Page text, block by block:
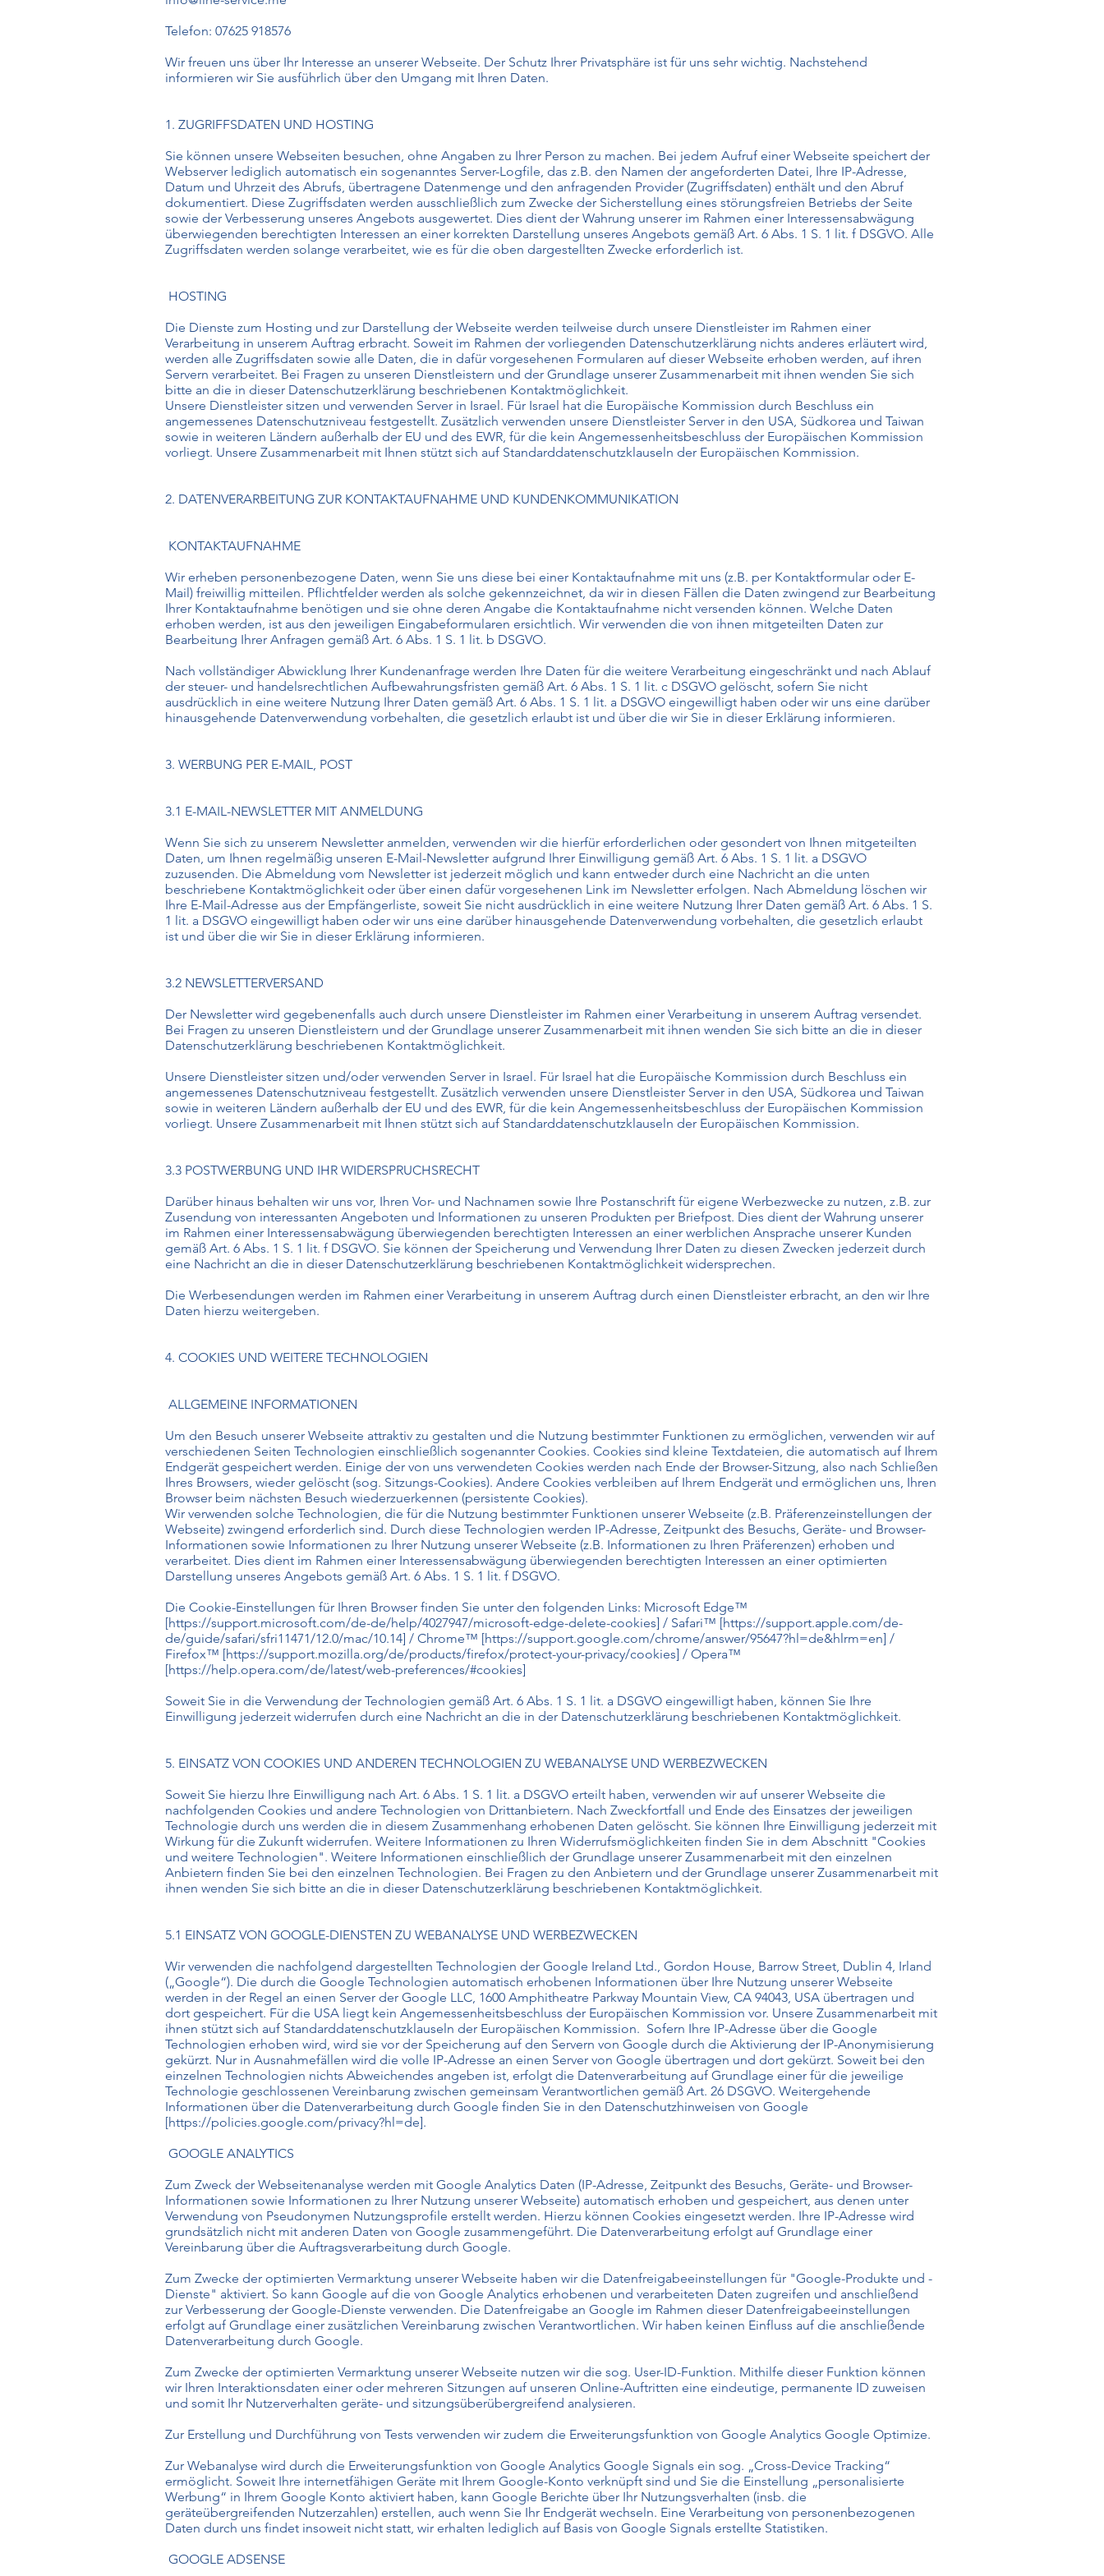
Telefon: 07625 918576
Wir freuen uns über Ihr Interesse an unserer Webseite. Der Schutz Ihrer Privatsphäre ist für uns sehr wichtig. Nachstehend
informieren wir Sie ausführlich über den Umgang mit Ihren Daten.
1. ZUGRIFFSDATEN UND HOSTING
Sie können unsere Webseiten besuchen, ohne Angaben zu Ihrer Person zu machen. Bei jedem Aufruf einer Webseite speichert der
Webserver lediglich automatisch ein sogenanntes Server-Logfile, das z.B. den Namen der angeforderten Datei, Ihre IP-Adresse,
Datum und Uhrzeit des Abrufs, übertragene Datenmenge und den anfragenden Provider (Zugriffsdaten) enthält und den Abruf
dokumentiert. Diese Zugriffsdaten werden ausschließlich zum Zwecke der Sicherstellung eines störungsfreien Betriebs der Seite
sowie der Verbesserung unseres Angebots ausgewertet. Dies dient der Wahrung unserer im Rahmen einer Interessensabwägung
überwiegenden berechtigten Interessen an einer korrekten Darstellung unseres Angebots gemäß Art. 6 Abs. 1 S. 1 lit. f DSGVO. Alle
Zugriffsdaten werden solange verarbeitet, wie es für die oben dargestellten Zwecke erforderlich ist.
HOSTING
Die Dienste zum Hosting und zur Darstellung der Webseite werden teilweise durch unsere Dienstleister im Rahmen einer
Verarbeitung in unserem Auftrag erbracht. Soweit im Rahmen der vorliegenden Datenschutzerklärung nichts anderes erläutert wird,
werden alle Zugriffsdaten sowie alle Daten, die in dafür vorgesehenen Formularen auf dieser Webseite erhoben werden, auf ihren
Servern verarbeitet. Bei Fragen zu unseren Dienstleistern und der Grundlage unserer Zusammenarbeit mit ihnen wenden Sie sich
bitte an die in dieser Datenschutzerklärung beschriebenen Kontaktmöglichkeit.
Unsere Dienstleister sitzen und verwenden Server in Israel. Für Israel hat die Europäische Kommission durch Beschluss ein
angemessenes Datenschutzniveau festgestellt. Zusätzlich verwenden unsere Dienstleister Server in den USA, Südkorea und Taiwan
sowie in weiteren Ländern außerhalb der EU und des EWR, für die kein Angemessenheitsbeschluss der Europäischen Kommission
vorliegt. Unsere Zusammenarbeit mit Ihnen stützt sich auf Standarddatenschutzklauseln der Europäischen Kommission.
2. DATENVERARBEITUNG ZUR KONTAKTAUFNAHME UND KUNDENKOMMUNIKATION
KONTAKTAUFNAHME
Wir erheben personenbezogene Daten, wenn Sie uns diese bei einer Kontaktaufnahme mit uns (z.B. per Kontaktformular oder E-
Mail) freiwillig mitteilen. Pflichtfelder werden als solche gekennzeichnet, da wir in diesen Fällen die Daten zwingend zur Bearbeitung
Ihrer Kontaktaufnahme benötigen und sie ohne deren Angabe die Kontaktaufnahme nicht versenden können. Welche Daten
erhoben werden, ist aus den jeweiligen Eingabeformularen ersichtlich. Wir verwenden die von ihnen mitgeteilten Daten zur
Bearbeitung Ihrer Anfragen gemäß Art. 6 Abs. 1 S. 1 lit. b DSGVO.
Nach vollständiger Abwicklung Ihrer Kundenanfrage werden Ihre Daten für die weitere Verarbeitung eingeschränkt und nach Ablauf
der steuer- und handelsrechtlichen Aufbewahrungsfristen gemäß Art. 6 Abs. 1 S. 1 lit. c DSGVO gelöscht, sofern Sie nicht
ausdrücklich in eine weitere Nutzung Ihrer Daten gemäß Art. 6 Abs. 1 S. 1 lit. a DSGVO eingewilligt haben oder wir uns eine darüber
hinausgehende Datenverwendung vorbehalten, die gesetzlich erlaubt ist und über die wir Sie in dieser Erklärung informieren.
3. WERBUNG PER E-MAIL, POST
3.1 E-MAIL-NEWSLETTER MIT ANMELDUNG
Wenn Sie sich zu unserem Newsletter anmelden, verwenden wir die hierfür erforderlichen oder gesondert von Ihnen mitgeteilten
Daten, um Ihnen regelmäßig unseren E-Mail-Newsletter aufgrund Ihrer Einwilligung gemäß Art. 6 Abs. 1 S. 1 lit. a DSGVO
zuzusenden. Die Abmeldung vom Newsletter ist jederzeit möglich und kann entweder durch eine Nachricht an die unten
beschriebene Kontaktmöglichkeit oder über einen dafür vorgesehenen Link im Newsletter erfolgen. Nach Abmeldung löschen wir
Ihre E-Mail-Adresse aus der Empfängerliste, soweit Sie nicht ausdrücklich in eine weitere Nutzung Ihrer Daten gemäß Art. 6 Abs. 1 S.
1 lit. a DSGVO eingewilligt haben oder wir uns eine darüber hinausgehende Datenverwendung vorbehalten, die gesetzlich erlaubt
ist und über die wir Sie in dieser Erklärung informieren.
3.2 NEWSLETTERVERSAND
Der Newsletter wird gegebenenfalls auch durch unsere Dienstleister im Rahmen einer Verarbeitung in unserem Auftrag versendet.
Bei Fragen zu unseren Dienstleistern und der Grundlage unserer Zusammenarbeit mit ihnen wenden Sie sich bitte an die in dieser
Datenschutzerklärung beschriebenen Kontaktmöglichkeit.
Unsere Dienstleister sitzen und/oder verwenden Server in Israel. Für Israel hat die Europäische Kommission durch Beschluss ein
angemessenes Datenschutzniveau festgestellt. Zusätzlich verwenden unsere Dienstleister Server in den USA, Südkorea und Taiwan
sowie in weiteren Ländern außerhalb der EU und des EWR, für die kein Angemessenheitsbeschluss der Europäischen Kommission
vorliegt. Unsere Zusammenarbeit mit Ihnen stützt sich auf Standarddatenschutzklauseln der Europäischen Kommission.
3.3 POSTWERBUNG UND IHR WIDERSPRUCHSRECHT
Darüber hinaus behalten wir uns vor, Ihren Vor- und Nachnamen sowie Ihre Postanschrift für eigene Werbezwecke zu nutzen, z.B. zur
Zusendung von interessanten Angeboten und Informationen zu unseren Produkten per Briefpost. Dies dient der Wahrung unserer
im Rahmen einer Interessensabwägung überwiegenden berechtigten Interessen an einer werblichen Ansprache unserer Kunden
gemäß Art. 6 Abs. 1 S. 1 lit. f DSGVO. Sie können der Speicherung und Verwendung Ihrer Daten zu diesen Zwecken jederzeit durch
eine Nachricht an die in dieser Datenschutzerklärung beschriebenen Kontaktmöglichkeit widersprechen.
Die Werbesendungen werden im Rahmen einer Verarbeitung in unserem Auftrag durch einen Dienstleister erbracht, an den wir Ihre
Daten hierzu weitergeben.
4. COOKIES UND WEITERE TECHNOLOGIEN
ALLGEMEINE INFORMATIONEN
Um den Besuch unserer Webseite attraktiv zu gestalten und die Nutzung bestimmter Funktionen zu ermöglichen, verwenden wir auf
verschiedenen Seiten Technologien einschließlich sogenannter Cookies. Cookies sind kleine Textdateien, die automatisch auf Ihrem
Endgerät gespeichert werden. Einige der von uns verwendeten Cookies werden nach Ende der Browser-Sitzung, also nach Schließen
Ihres Browsers, wieder gelöscht (sog. Sitzungs-Cookies). Andere Cookies verbleiben auf Ihrem Endgerät und ermöglichen uns, Ihren
Browser beim nächsten Besuch wiederzuerkennen (persistente Cookies).
Wir verwenden solche Technologien, die für die Nutzung bestimmter Funktionen unserer Webseite (z.B. Präferenzeinstellungen der
Webseite) zwingend erforderlich sind. Durch diese Technologien werden IP-Adresse, Zeitpunkt des Besuchs, Geräte- und Browser-
Informationen sowie Informationen zu Ihrer Nutzung unserer Webseite (z.B. Informationen zu Ihren Präferenzen) erhoben und
verarbeitet. Dies dient im Rahmen einer Interessensabwägung überwiegenden berechtigten Interessen an einer optimierten
Darstellung unseres Angebots gemäß Art. 6 Abs. 1 S. 1 lit. f DSGVO.
Die Cookie-Einstellungen für Ihren Browser finden Sie unter den folgenden Links: Microsoft Edge™
[https://support.microsoft.com/de-de/help/4027947/microsoft-edge-delete-cookies] / Safari™ [https://support.apple.com/de-
de/guide/safari/sfri11471/12.0/mac/10.14] / Chrome™ [https://support.google.com/chrome/answer/95647?hl=de&hlrm=en] /
Firefox™ [https://support.mozilla.org/de/products/firefox/protect-your-privacy/cookies] / Opera™
[https://help.opera.com/de/latest/web-preferences/#cookies]
Soweit Sie in die Verwendung der Technologien gemäß Art. 6 Abs. 1 S. 1 lit. a DSGVO eingewilligt haben, können Sie Ihre
Einwilligung jederzeit widerrufen durch eine Nachricht an die in der Datenschutzerklärung beschriebenen Kontaktmöglichkeit.
5. EINSATZ VON COOKIES UND ANDEREN TECHNOLOGIEN ZU WEBANALYSE UND WERBEZWECKEN
Soweit Sie hierzu Ihre Einwilligung nach Art. 6 Abs. 1 S. 1 lit. a DSGVO erteilt haben, verwenden wir auf unserer Webseite die
nachfolgenden Cookies und andere Technologien von Drittanbietern. Nach Zweckfortfall und Ende des Einsatzes der jeweiligen
Technologie durch uns werden die in diesem Zusammenhang erhobenen Daten gelöscht. Sie können Ihre Einwilligung jederzeit mit
Wirkung für die Zukunft widerrufen. Weitere Informationen zu Ihren Widerrufsmöglichkeiten finden Sie in dem Abschnitt "Cookies
und weitere Technologien". Weitere Informationen einschließlich der Grundlage unserer Zusammenarbeit mit den einzelnen
Anbietern finden Sie bei den einzelnen Technologien. Bei Fragen zu den Anbietern und der Grundlage unserer Zusammenarbeit mit
ihnen wenden Sie sich bitte an die in dieser Datenschutzerklärung beschriebenen Kontaktmöglichkeit.
5.1 EINSATZ VON GOOGLE-DIENSTEN ZU WEBANALYSE UND WERBEZWECKEN
Wir verwenden die nachfolgend dargestellten Technologien der Google Ireland Ltd., Gordon House, Barrow Street, Dublin 4, Irland
(„Google“). Die durch die Google Technologien automatisch erhobenen Informationen über Ihre Nutzung unserer Webseite
werden in der Regel an einen Server der Google LLC, 1600 Amphitheatre Parkway Mountain View, CA 94043, USA übertragen und
dort gespeichert. Für die USA liegt kein Angemessenheitsbeschluss der Europäischen Kommission vor. Unsere Zusammenarbeit mit
ihnen stützt sich auf Standarddatenschutzklauseln der Europäischen Kommission. Sofern Ihre IP-Adresse über die Google
Technologien erhoben wird, wird sie vor der Speicherung auf den Servern von Google durch die Aktivierung der IP-Anonymisierung
gekürzt. Nur in Ausnahmefällen wird die volle IP-Adresse an einen Server von Google übertragen und dort gekürzt. Soweit bei den
einzelnen Technologien nichts Abweichendes angeben ist, erfolgt die Datenverarbeitung auf Grundlage einer für die jeweilige
Technologie geschlossenen Vereinbarung zwischen gemeinsam Verantwortlichen gemäß Art. 26 DSGVO. Weitergehende
Informationen über die Datenverarbeitung durch Google finden Sie in den Datenschutzhinweisen von Google
[https://policies.google.com/privacy?hl=de].
GOOGLE ANALYTICS
Zum Zweck der Webseitenanalyse werden mit Google Analytics Daten (IP-Adresse, Zeitpunkt des Besuchs, Geräte- und Browser-
Informationen sowie Informationen zu Ihrer Nutzung unserer Webseite) automatisch erhoben und gespeichert, aus denen unter
Verwendung von Pseudonymen Nutzungsprofile erstellt werden. Hierzu können Cookies eingesetzt werden. Ihre IP-Adresse wird
grundsätzlich nicht mit anderen Daten von Google zusammengeführt. Die Datenverarbeitung erfolgt auf Grundlage einer
Vereinbarung über die Auftragsverarbeitung durch Google.
Zum Zwecke der optimierten Vermarktung unserer Webseite haben wir die Datenfreigabeeinstellungen für "Google-Produkte und -
Dienste" aktiviert. So kann Google auf die von Google Analytics erhobenen und verarbeiteten Daten zugreifen und anschließend
zur Verbesserung der Google-Dienste verwenden. Die Datenfreigabe an Google im Rahmen dieser Datenfreigabeeinstellungen
erfolgt auf Grundlage einer zusätzlichen Vereinbarung zwischen Verantwortlichen. Wir haben keinen Einfluss auf die anschließende
Datenverarbeitung durch Google.
Zum Zwecke der optimierten Vermarktung unserer Webseite nutzen wir die sog. User-ID-Funktion. Mithilfe dieser Funktion können
wir Ihren Interaktionsdaten einer oder mehreren Sitzungen auf unseren Online-Auftritten eine eindeutige, permanente ID zuweisen
und somit Ihr Nutzerverhalten geräte- und sitzungsüberübergreifend analysieren.
Zur Erstellung und Durchführung von Tests verwenden wir zudem die Erweiterungsfunktion von Google Analytics Google Optimize.
Zur Webanalyse wird durch die Erweiterungsfunktion von Google Analytics Google Signals ein sog. „Cross-Device Tracking“
ermöglicht. Soweit Ihre internetfähigen Geräte mit Ihrem Google-Konto verknüpft sind und Sie die Einstellung „personalisierte
Werbung“ in Ihrem Google Konto aktiviert haben, kann Google Berichte über Ihr Nutzungsverhalten (insb. die
geräteübergreifenden Nutzerzahlen) erstellen, auch wenn Sie Ihr Endgerät wechseln. Eine Verarbeitung von personenbezogenen
Daten durch uns findet insoweit nicht statt, wir erhalten lediglich auf Basis von Google Signals erstellte Statistiken.
GOOGLE ADSENSE